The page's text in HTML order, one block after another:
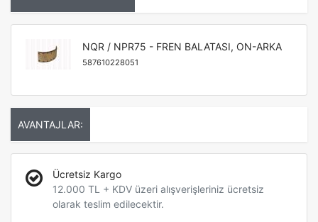
NQR / NPR75 - FREN BALATASI, ON-ARKA
587610228051
AVANTAJLAR:
Ücretsiz Kargo
12.000 TL + KDV üzeri alışverişleriniz ücretsiz
olarak teslim edilecektir.